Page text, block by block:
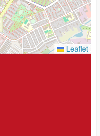
Leaflet